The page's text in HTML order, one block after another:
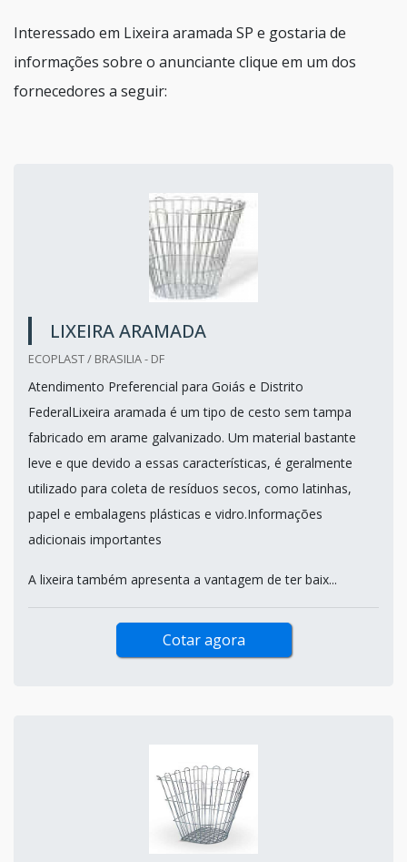
Interessado em Lixeira aramada SP e gostaria de
informações sobre o anunciante clique em um dos
fornecedores a seguir:
LIXEIRA ARAMADA
ECOPLAST / BRASILIA - DF
Atendimento Preferencial para Goiás e Distrito
FederalLixeira aramada é um tipo de cesto sem tampa
fabricado em arame galvanizado. Um material bastante
leve e que devido a essas características, é geralmente
utilizado para coleta de resíduos secos, como latinhas,
papel e embalagens plásticas e vidro.Informações
adicionais importantes
A lixeira também apresenta a vantagem de ter baix...
Cotar agora